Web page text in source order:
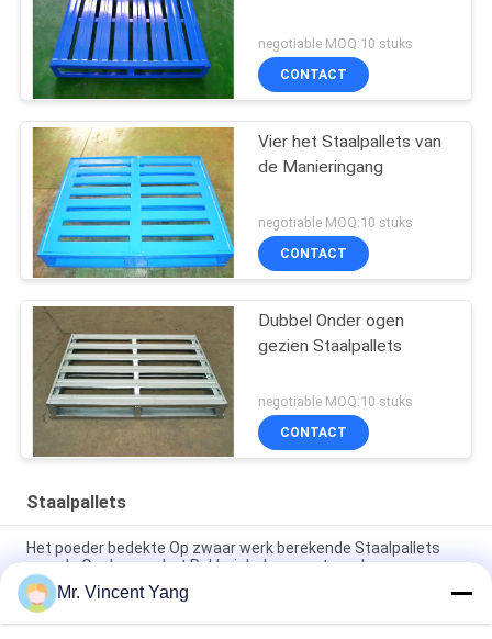
negotiable MOQ:10 stuks
CONTACT
Vier het Staalpallets van
de Manieringang
negotiable MOQ:10 stuks
CONTACT
Dubbel Onder ogen
gezien Staalpallets
negotiable MOQ:10 stuks
CONTACT
Staalpallets
Het poeder bedekte Op zwaar werk berekende Staalpallets
voor de Opslag van het Pakhuisbeheer met een laag
Duurzame Economische het Staalpallets van de
Poederdeklaag met Vier Manieringang
Mr. Vincent Yang